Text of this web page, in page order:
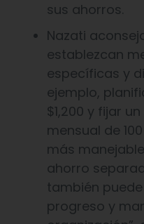
sus ahorros.
Nazati
establezcan
específicas y
ejemplo,
$1,200 y fijar
mensual de
más
ahorro
también
progreso y